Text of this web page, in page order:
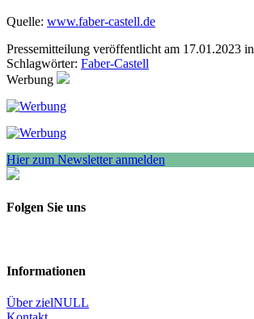
Quelle: www.faber-castell.de
Pressemitteilung veröffentlicht am 17.01.2023 in
Schlagwörter: Faber-Castell
Werbung
Hier zum Newsletter anmelden
Folgen Sie uns
Informationen
Über zielNULL